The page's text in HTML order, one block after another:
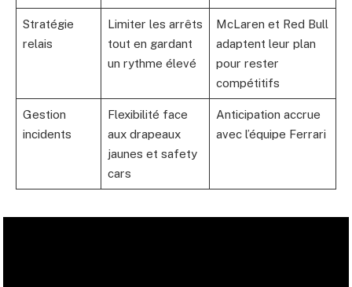
Stratégie
relais
Limiter les arrêts
tout en gardant
un rythme élevé
McLaren et Red Bull
adaptent leur plan
pour rester
compétitifs
Gestion
incidents
Flexibilité face
aux drapeaux
jaunes et safety
cars
Anticipation accrue
avec l’équipe Ferrari